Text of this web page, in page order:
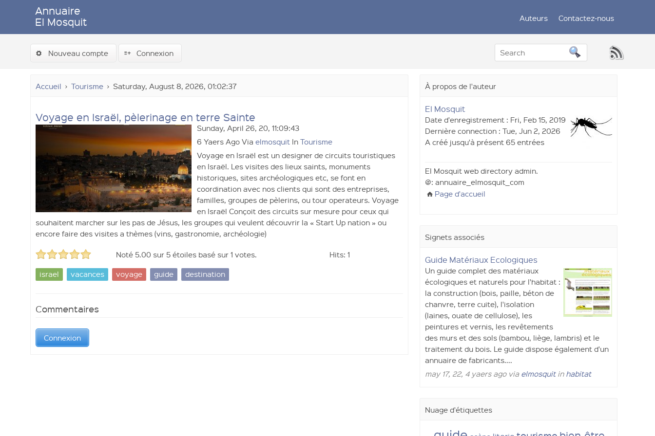
Annuaire
El Mosquit
Auteurs Contactez-nous
Nouveau compte Connexion
Soumettre un lien
Accueil Tourisme Saturday, August 8, 2026, 01:02:37
Voyage en Israël, pèlerinage en terre Sainte
Sunday, April 26, 20, 11:09:43
6 Yaers Ago Via elmosquit In Tourisme
Voyage en Israël est un designer de circuits touristiques
en Israël. Les visites des lieux saints, monuments
historiques, sites archéologiques etc, se font en
coordination avec nos clients qui sont des entreprises,
familles, groupes de pèlerins, ou tour operateurs. Voyage
en Israël Conçoit des circuits sur mesure pour ceux qui
souhaitent marcher sur les pas de Jésus, les groupes qui veulent découvrir la « Start Up nation » ou
encore faire des visites a thèmes (vins, gastronomie, archéologie)
Noté 5.00 sur 5étoiles basé sur 1 votes.
Hits: 1
israel
vacances voyage guide destination
Commentaires
Connexion
À propos de l'auteur
El Mosquit
Date d'enregistrement : Fri, Feb 15, 2019
Dernière connection : Tue, Jun 2, 2026
A créé jusqu'à présent 65 entrées
El Mosquit web directory admin.
@: annuaire_elmosquit_com
Page d'accueil
Signets associés
Guide Matériaux Ecologiques
Un guide complet des matériaux
écologiques et naturels pour l'habitat :
la construction (bois, paille, béton de
chanvre, terre cuite), l'isolation
(laines, ouate de cellulose), les
peintures et vernis, les revêtements
des murs et des sols (bambou, liège, lambris) et le
traitement du bois. Le guide dispose également d'un
annuaire de fabricants....
may 17, 22, 4 yaers ago via elmosquitin habitat
Nuage d'étiquettes